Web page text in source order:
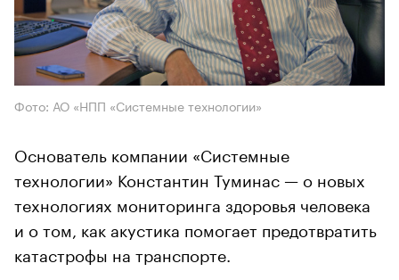
Фото: АО «НПП «Системные технологии»
Основатель компании «Системные
технологии» Константин Туминас — о новых
технологиях мониторинга здоровья человека
и о том, как акустика помогает предотвратить
катастрофы на транспорте.